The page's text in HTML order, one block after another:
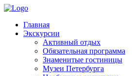
Главная
Экскурсии
Активный отдых
Обязательная программа
Знаменитые гостиницы
Музеи Петербурга